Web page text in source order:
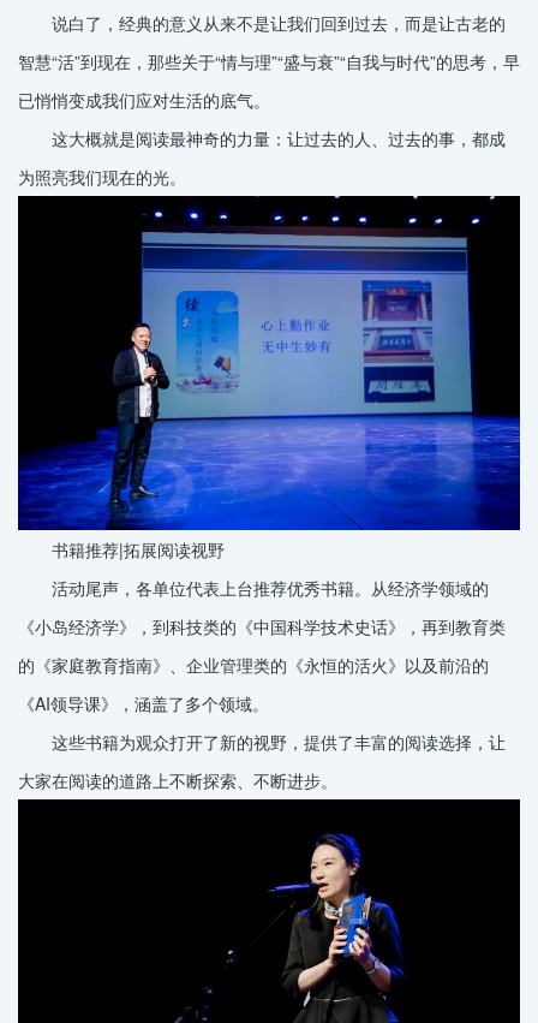
说白了，经典的意义从来不是让我们回到过去，而是让古老的
智慧“活”到现在，那些关于“情与理”“盛与衰”“自我与时代”的思考，早
已悄悄变成我们应对生活的底气。
这大概就是阅读最神奇的力量：让过去的人、过去的事，都成
为照亮我们现在的光。
书籍推荐|拓展阅读视野
活动尾声，各单位代表上台推荐优秀书籍。从经济学领域的
《小岛经济学》，到科技类的《中国科学技术史话》，再到教育类
的《家庭教育指南》、企业管理类的《永恒的活火》以及前沿的
《AI领导课》，涵盖了多个领域。
这些书籍为观众打开了新的视野，提供了丰富的阅读选择，让
大家在阅读的道路上不断探索、不断进步。